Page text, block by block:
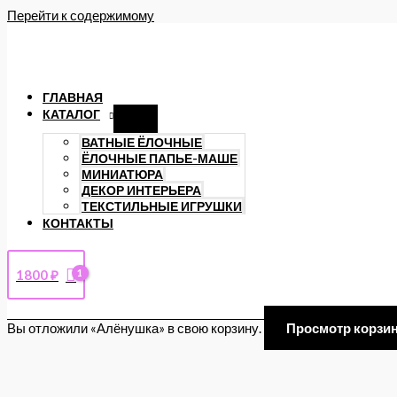
Перейти к содержимому
ГЛАВНАЯ
КАТАЛОГ
ВАТНЫЕ ЁЛОЧНЫЕ
ЁЛОЧНЫЕ ПАПЬЕ-МАШЕ
МИНИАТЮРА
ДЕКОР ИНТЕРЬЕРА
ТЕКСТИЛЬНЫЕ ИГРУШКИ
КОНТАКТЫ
1800₽
Вы отложили «Алёнушка» в свою корзину. Просмотр